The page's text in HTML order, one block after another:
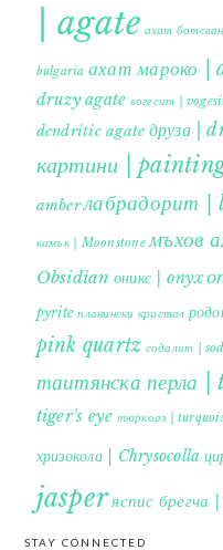
| agate ахат
bulgaria ахат мароко |
druzy agate вогесит |
dendritic agate друза |
картини |
amberлабрадорит
камък | Moonstone мъхов
Obsidian оникс | onyx
pyrite планински кристал
pink quartz содалит |
таитянска перла
tiger's eye тюркоаз |
хризокола | Chrysocolla
jasperяспис
STAY CONNECTED